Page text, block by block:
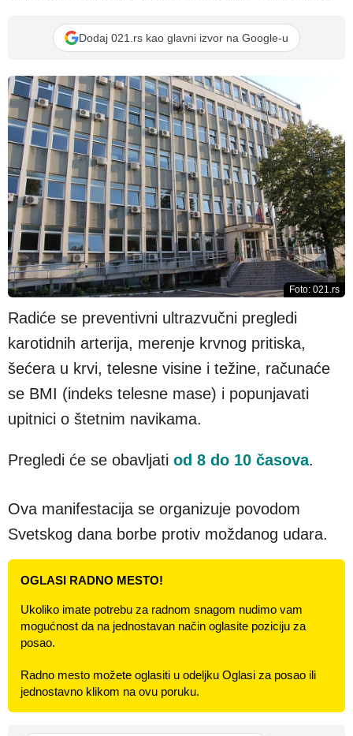
Dodaj 021.rs kao glavni izvor na Google-u
Foto: 021.rs
Radiće se preventivni ultrazvučni pregledi
karotidnih arterija, merenje krvnog pritiska,
šećera u krvi, telesne visine i težine, računaće
se BMI (indeks telesne mase) i popunjavati
upitnici o štetnim navikama.
Pregledi će se obavljati od 8 do 10 časova.
Ova manifestacija se organizuje povodom
Svetskog dana borbe protiv moždanog udara.
OGLASI RADNO MESTO!
Ukoliko imate potrebu za radnom snagom nudimo vam
mogućnost da na jednostavan način oglasite poziciju za
posao.
Radno mesto možete oglasiti u odeljku Oglasi za posao ili
jednostavno klikom na ovu poruku.